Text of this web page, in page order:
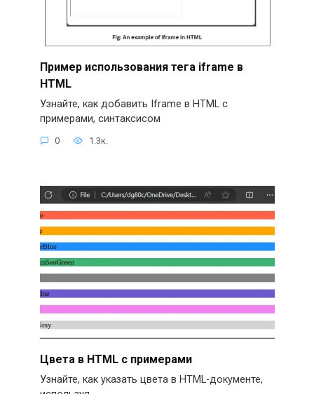
Пример использования тега iframe в
HTML
Узнайте, как добавить Iframe в HTML с
примерами, синтаксисом
0 1.3к.
Цвета в HTML с примерами
Узнайте, как указать цвета в HTML-документе,